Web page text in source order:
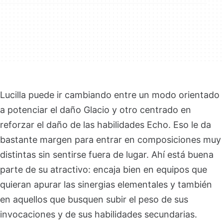
Lucilla puede ir cambiando entre un modo orientado
a potenciar el daño Glacio y otro centrado en
reforzar el daño de las habilidades Echo. Eso le da
bastante margen para entrar en composiciones muy
distintas sin sentirse fuera de lugar. Ahí está buena
parte de su atractivo: encaja bien en equipos que
quieran apurar las sinergias elementales y también
en aquellos que busquen subir el peso de sus
invocaciones y de sus habilidades secundarias.